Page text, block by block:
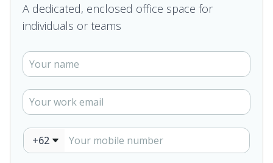
A dedicated, enclosed office space for
individuals or teams
+62